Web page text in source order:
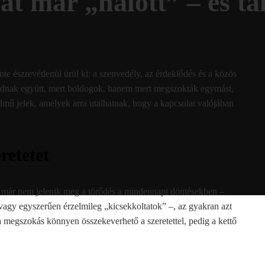
észrevétlenül ürül ki: a szenvedély, az érdeklődés és a közös
együtt, mert boldogok, hanem mert megszokták egymást,
jelek, amelyek arra utalhatnak, hogy a kapcsolat valójában
nem jelenik meg a törődés a mindennapi döntésekben –
egyszerűen érzelmileg „kicsekkoltatok” –, az gyakran azt
könnyen összekeverhető a szeretettel, pedig a kettő